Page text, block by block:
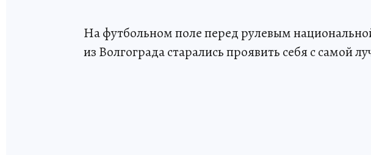
На футбольном поле перед рулевым
из Волгограда старались проявить себя с самой